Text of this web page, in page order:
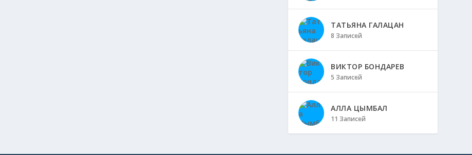
ТАТЬЯНА ГАЛАЦАН
8 Записей
ВИКТОР БОНДАРЕВ
5 Записей
АЛЛА ЦЫМБАЛ
11 Записей